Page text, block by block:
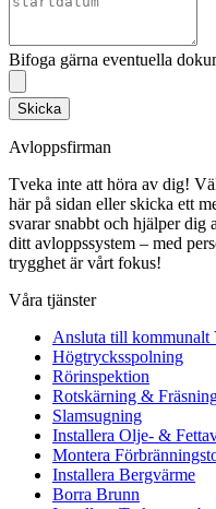
Bifoga gärna eventuella
Skicka
Avloppsfirman
Tveka inte att höra av dig!
här på sidan eller skicka ett
svarar snabbt och hjälper dig
ditt avloppssystem – med
trygghet är vårt fokus!
Våra tjänster
Ansluta till kommunalt
Högtrycksspolning
Rörinspektion
Rotskärning &
Slamsugning
Installera Olje- &
Montera
Installera Bergvärme
Borra Brunn